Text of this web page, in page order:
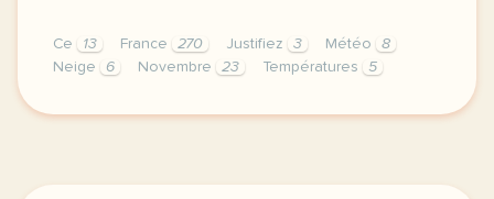
Ce 13 France 270 Justifiez 3 Météo
8
Neige
6 Novembre 23 Températures 5
comme nous sommes en automne je vous